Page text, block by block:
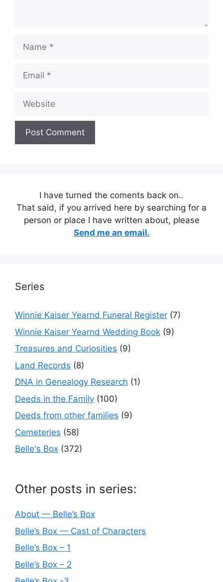
Name
Email
Website
I have turned the coments back on..
That said, if you arrived here by searching for a
person or place I have written about, please
Send me an email.
Series
Winnie Kaiser Yearnd Funeral Register (7)
Winnie Kaiser Yearnd Wedding Book (9)
Treasures and Curiosities (9)
Land Records (8)
DNA in Genealogy Research (1)
Deeds in the Family (100)
Deeds from other families (9)
Cemeteries (58)
Belle's Box (372)
Other posts in series:
About — Belle’s Box
Belle’s Box — Cast of Characters
Belle’s Box – 1
Belle’s Box – 2